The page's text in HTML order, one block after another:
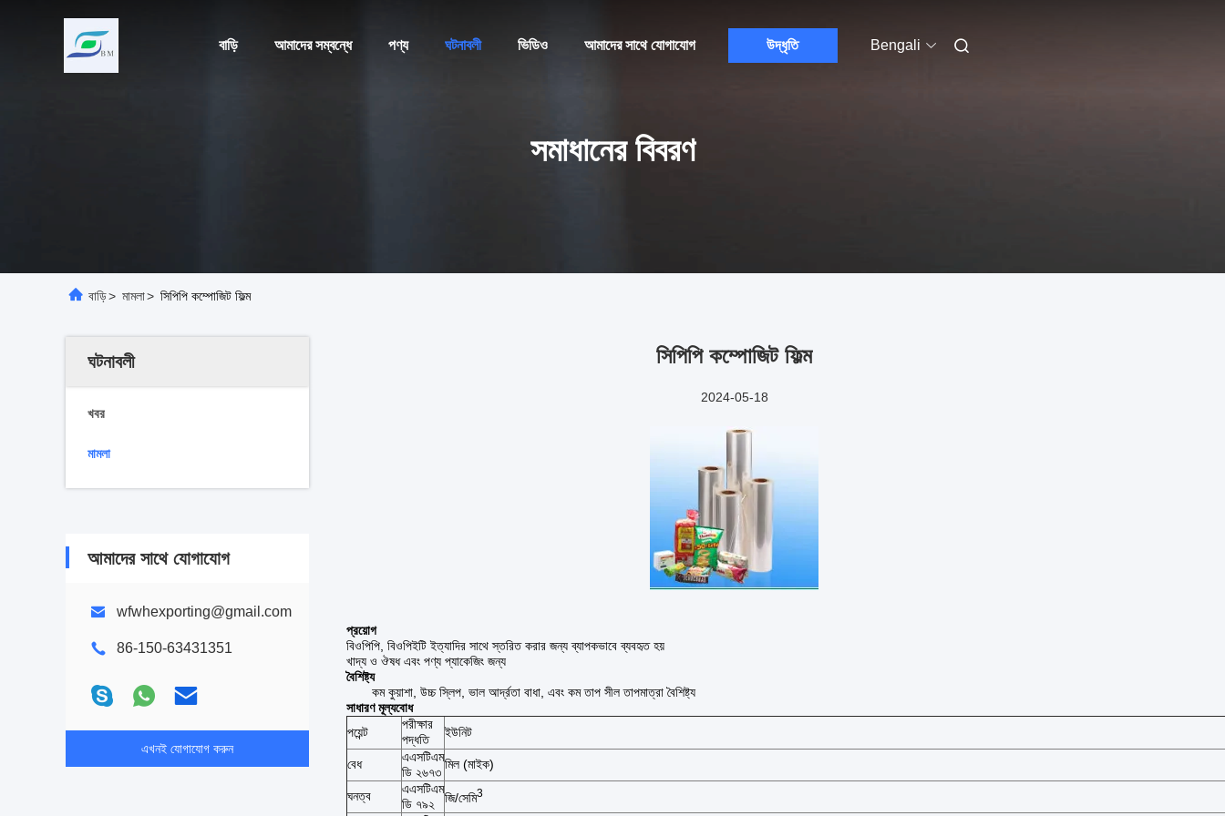
বাড়ি আমাদের সম্বন্ধে পণ্য ঘটনাবলী ভিডিও আমাদের সাথে যোগাযোগ উদ্ধৃতি Bengali
সমাধানের বিবরণ
বাড়ি> মামলা> সিপিপি কম্পোজিট ফিল্ম
ঘটনাবলী
খবর
মামলা
আমাদের সাথে যোগাযোগ
wfwhexporting@gmail.com
86-150-63431351
এখনই যোগাযোগ করুন
সিপিপি কম্পোজিট ফিল্ম
2024-05-18
প্রয়োগ
বিওপিপি, বিওপিইটি ইত্যাদির সাথে স্তরিত করার জন্য ব্যাপকভাবে ব্যবহৃত হয়
খাদ্য ও ঔষধ এবং পণ্য প্যাকেজিং জন্য
বৈশিষ্ট্য
কম কুয়াশা, উচ্চ স্লিপ, ভাল আর্দ্রতা বাধা, এবং কম তাপ সীল তাপমাত্রা বৈশিষ্ট্য
সাধারণ মূল্যবোধ
পয়েন্ট
পরীক্ষার
পদ্ধতি
ইউনিট
বেধ
এএসটিএম
ডি ২৬৭৩
মিল (মাইক)
ঘনত্ব
এএসটিএম
ডি ৭৯২
জি/সেমি3